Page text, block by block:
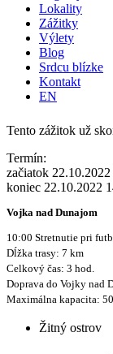
Lokality
Zážitky
Výlety
Blog
Srdcu blízke
Kontakt
EN
Tento zážitok už
Termín:
začiatok
koniec 22.10.2022
Vojka nad Dunajom
10:00 Stretnutie pri
Dĺžka trasy: 7 km
Celkový čas: 3 hod.
Doprava do Vojky nad
Maximálna kapacita:
Žitný ostrov